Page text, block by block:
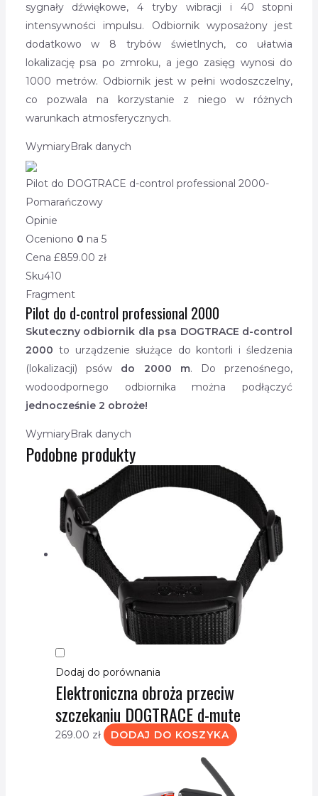
sygnały dźwiękowe, 4 tryby wibracji i 40 stopni
intensywności impulsu. Odbiornik wyposażony jest
dodatkowo w 8 trybów świetlnych, co ułatwia
lokalizację psa po zmroku, a jego zasięg wynosi do
1000 metrów. Odbiornik jest w pełni wodoszczelny,
co pozwala na korzystanie z niego w różnych
warunkach atmosferycznych.
WymiaryBrak danych
Pilot do DOGTRACE d-control professional 2000-
Pomarańczowy
Opinie
Oceniono 0 na 5
Cena £859.00 zł
Sku410
Fragment
Pilot do d-control professional 2000
Skuteczny odbiornik dla psa DOGTRACE d-control
2000 to urządzenie służące do kontorli i śledzenia
(lokalizacji) psów do 2000 m. Do przenośnego,
wodoodpornego odbiornika można podłączyć
jednocześnie 2 obroże!
WymiaryBrak danych
Podobne produkty
Dodaj do porównania
Elektroniczna obroża przeciw
szczekaniu DOGTRACE d-mute
269.00 zł DODAJ DO KOSZYKA